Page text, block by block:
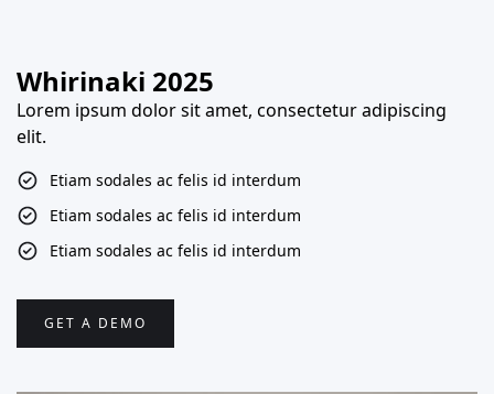
Whirinaki 2025
Lorem ipsum dolor sit amet, consectetur adipiscing
elit.
Etiam sodales ac felis id interdum
Etiam sodales ac felis id interdum
Etiam sodales ac felis id interdum
GET A DEMO